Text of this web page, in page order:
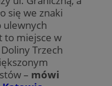
się we znaki
ulewnych
to miejsce w
Trzech
– mówi